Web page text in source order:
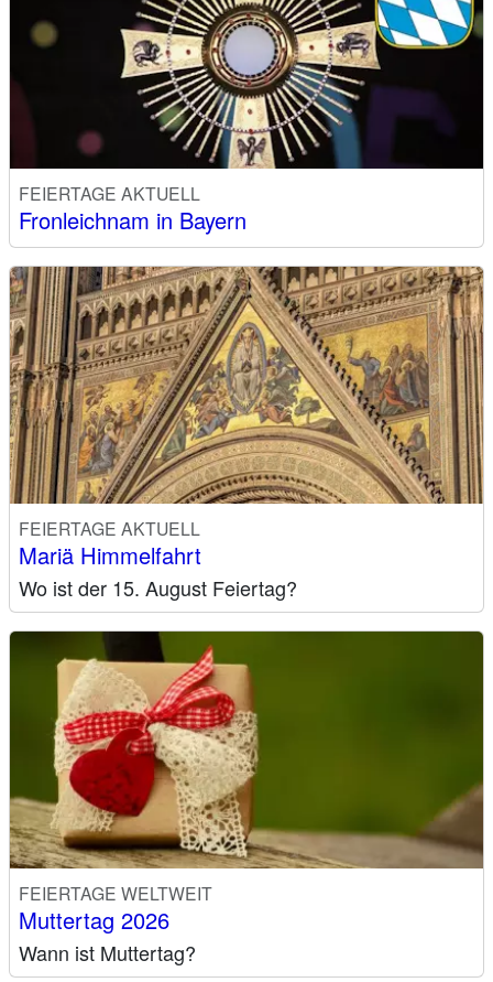
FEIERTAGE AKTUELL
Fronleichnam in Bayern
FEIERTAGE AKTUELL
Mariä Himmelfahrt
Wo ist der 15. August Feiertag?
FEIERTAGE WELTWEIT
Muttertag 2026
Wann ist Muttertag?